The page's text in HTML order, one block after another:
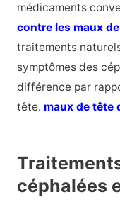
médicaments
contre les maux
traitements
symptômes des
différence par
tête. maux de tête
céphalées